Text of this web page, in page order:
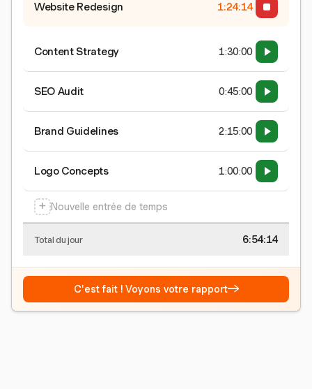
Website Redesign 1:24:15
Content Strategy 1:30:00
SEO Audit 0:45:00
Brand Guidelines 2:15:00
Logo Concepts 1:00:00
+ Nouvelle entrée de temps
Total du jour 6:54:15
C'est fait ! Voyons votre rapport→